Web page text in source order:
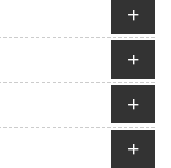
+
+
+
+